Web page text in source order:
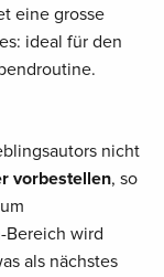
eine grosse
ideal für den
nicht
vorbestellen, so
Bereich wird
als nächstes